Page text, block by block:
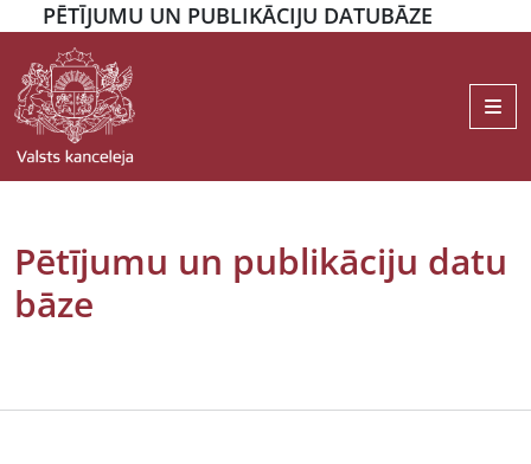
PĒTĪJUMU UN PUBLIKĀCIJU DATUBĀZE
Pētījumu un publikāciju datu
bāze